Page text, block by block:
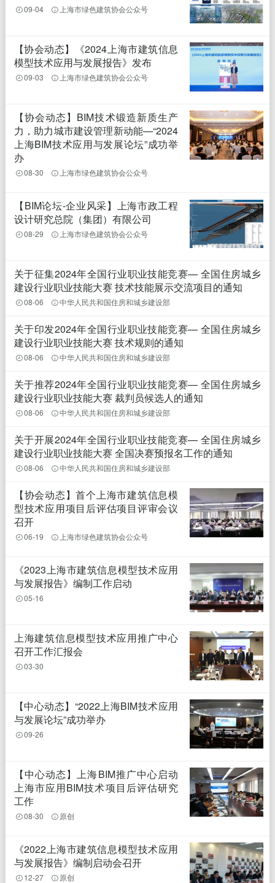
09-04 上海市绿色建筑协会公众号
【协会动态】《2024上海市建筑信息
模型技术应用与发展报告》发布
09-03 上海市绿色建筑协会公众号
【协会动态】BIM技术锻造新质生产
力，助力城市建设管理新动能—“2024
上海BIM技术应用与发展论坛”成功举
办
08-30 上海市绿色建筑协会公众号
【BIM论坛-企业风采】上海市政工程
设计研究总院（集团）有限公司
08-29 上海市绿色建筑协会公众号
关于征集2024年全国行业职业技能竞赛— 全国住房城乡
建设行业职业技能大赛 技术技能展示交流项目的通知
08-06 中华人民共和国住房和城乡建设部
关于印发2024年全国行业职业技能竞赛— 全国住房城乡
建设行业职业技能大赛 技术规则的通知
08-06 中华人民共和国住房和城乡建设部
关于推荐2024年全国行业职业技能竞赛— 全国住房城乡
建设行业职业技能大赛 裁判员候选人的通知
08-06 中华人民共和国住房和城乡建设部
关于开展2024年全国行业职业技能竞赛— 全国住房城乡
建设行业职业技能大赛 全国决赛预报名工作的通知
08-06 中华人民共和国住房和城乡建设部
【协会动态】首个上海市建筑信息模
型技术应用项目后评估项目评审会议
召开
06-19 上海市绿色建筑协会公众号
《2023上海市建筑信息模型技术应用
与发展报告》编制工作启动
05-16
上海建筑信息模型技术应用推广中心
召开工作汇报会
03-30
【中心动态】“2022上海BIM技术应用
与发展论坛”成功举办
09-26
【中心动态】上海BIM推广中心启动
上海市应用BIM技术项目后评估研究
工作
08-30 原创
《2022上海市建筑信息模型技术应用
与发展报告》编制启动会召开
12-27 原创